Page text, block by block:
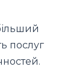
послуг